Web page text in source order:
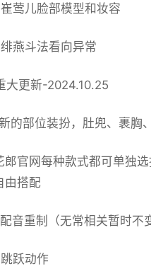
莺儿脸部模型和妆容
燕斗法看向异常
大更新-2024.10.25
的部位装扮，肚兜、裹胸
郎官网每种款式都可单独
由搭配
音重制（无常相关暂时不
跃动作